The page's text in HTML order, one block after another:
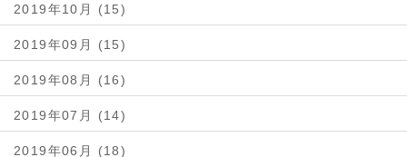
2019年10月 (15)
2019年09月 (15)
2019年08月 (16)
2019年07月 (14)
2019年06月 (18)